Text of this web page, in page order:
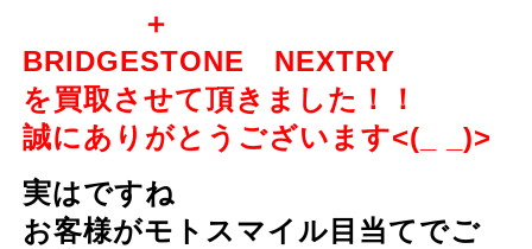
＋
BRIDGESTONE NEXTRY
を買取させて頂きました！！
誠にありがとうございます<(_ _)>
実はですね
お客様がモトスマイル目当てでご